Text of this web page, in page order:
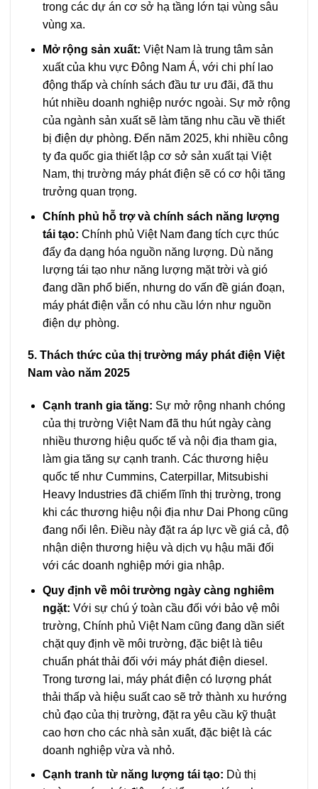
trong các dự án cơ sở hạ tầng lớn tại vùng sâu
vùng xa.
Mở rộng sản xuất: Việt Nam là trung tâm sản
xuất của khu vực Đông Nam Á, với chi phí lao
động thấp và chính sách đầu tư ưu đãi, đã thu
hút nhiều doanh nghiệp nước ngoài. Sự mở rộng
của ngành sản xuất sẽ làm tăng nhu cầu về thiết
bị điện dự phòng. Đến năm 2025, khi nhiều công
ty đa quốc gia thiết lập cơ sở sản xuất tại Việt
Nam, thị trường máy phát điện sẽ có cơ hội tăng
trưởng quan trọng.
Chính phủ hỗ trợ và chính sách năng lượng
tái tạo: Chính phủ Việt Nam đang tích cực thúc
đẩy đa dạng hóa nguồn năng lượng. Dù năng
lượng tái tạo như năng lượng mặt trời và gió
đang dần phổ biến, nhưng do vấn đề gián đoạn,
máy phát điện vẫn có nhu cầu lớn như nguồn
điện dự phòng.
5. Thách thức của thị trường máy phát điện Việt
Nam vào năm 2025
Cạnh tranh gia tăng: Sự mở rộng nhanh chóng
của thị trường Việt Nam đã thu hút ngày càng
nhiều thương hiệu quốc tế và nội địa tham gia,
làm gia tăng sự cạnh tranh. Các thương hiệu
quốc tế như Cummins, Caterpillar, Mitsubishi
Heavy Industries đã chiếm lĩnh thị trường, trong
khi các thương hiệu nội địa như Dai Phong cũng
đang nổi lên. Điều này đặt ra áp lực về giá cả, độ
nhận diện thương hiệu và dịch vụ hậu mãi đối
với các doanh nghiệp mới gia nhập.
Quy định về môi trường ngày càng nghiêm
ngặt: Với sự chú ý toàn cầu đối với bảo vệ môi
trường, Chính phủ Việt Nam cũng đang dần siết
chặt quy định về môi trường, đặc biệt là tiêu
chuẩn phát thải đối với máy phát điện diesel.
Trong tương lai, máy phát điện có lượng phát
thải thấp và hiệu suất cao sẽ trở thành xu hướng
chủ đạo của thị trường, đặt ra yêu cầu kỹ thuật
cao hơn cho các nhà sản xuất, đặc biệt là các
doanh nghiệp vừa và nhỏ.
Cạnh tranh từ năng lượng tái tạo: Dù thị